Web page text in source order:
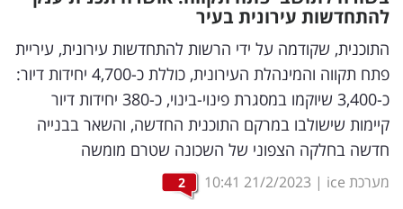
דיגיטל
וטק
שיווק
ופרסום
משפט
להתחדשות עירונית בעיר
התוכנית, שקודמה על ידי הרשות להתחדשות עירונית, עיריית
פתח תקווה והמינהלת העירונית, כוללת כ-4,700 יחידות דיור:
כ-3,400 שיוקמו במסגרת פינוי-בינוי, כ-380 יחידות דיור
קיימות שישולבו במרקם התוכנית החדשה, והשאר בבנייה
חדשה בחלקה הצפוני של השכונה שטרם מומשה
מערכת ice |
21/2/2023
10:41
2